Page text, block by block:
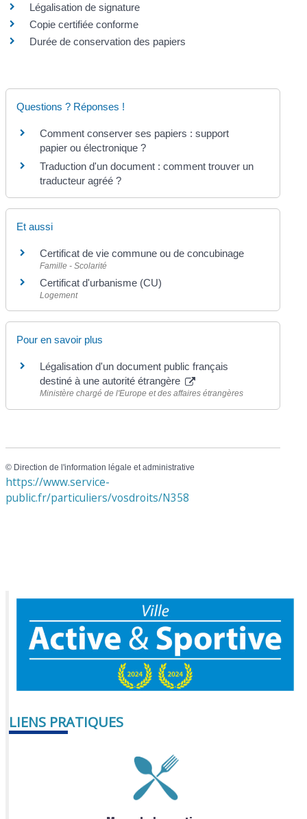
Légalisation de signature
Copie certifiée conforme
Durée de conservation des papiers
Questions ? Réponses !
Comment conserver ses papiers : support
papier ou électronique ?
Traduction d'un document : comment trouver un
traducteur agréé ?
Et aussi
Certificat de vie commune ou de concubinage
Famille - Scolarité
Certificat d'urbanisme (CU)
Logement
Pour en savoir plus
Légalisation d'un document public français
destiné à une autorité étrangère
Ministère chargé de l'Europe et des affaires étrangères
© Direction de l'information légale et administrative
https://www.service-
public.fr/particuliers/vosdroits/N358
LIENS PRATIQUES